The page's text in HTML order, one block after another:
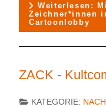
Weiterlesen:
Zeichner*innen
Cartoonlobby
ZACK -
KATEGORIE: